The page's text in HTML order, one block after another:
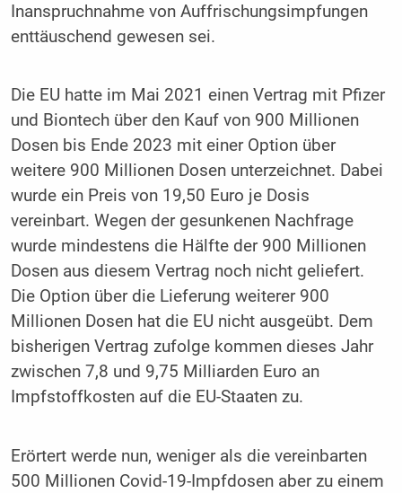
Inanspruchnahme von Auffrischungsimpfungen
enttäuschend gewesen sei.
Die EU hatte im Mai 2021 einen Vertrag mit Pfizer
und Biontech über den Kauf von 900 Millionen
Dosen bis Ende 2023 mit einer Option über
weitere 900 Millionen Dosen unterzeichnet. Dabei
wurde ein Preis von 19,50 Euro je Dosis
vereinbart. Wegen der gesunkenen Nachfrage
wurde mindestens die Hälfte der 900 Millionen
Dosen aus diesem Vertrag noch nicht geliefert.
Die Option über die Lieferung weiterer 900
Millionen Dosen hat die EU nicht ausgeübt. Dem
bisherigen Vertrag zufolge kommen dieses Jahr
zwischen 7,8 und 9,75 Milliarden Euro an
Impfstoffkosten auf die EU-Staaten zu.
Erörtert werde nun, weniger als die vereinbarten
500 Millionen Covid-19-Impfdosen aber zu einem